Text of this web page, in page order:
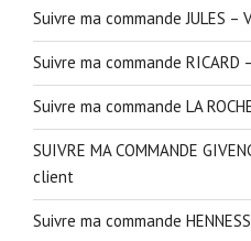
Suivre ma commande JULES –
Suivre ma commande
Suivre ma commande LA
SUIVRE MA COMMANDE
client
Suivre ma commande